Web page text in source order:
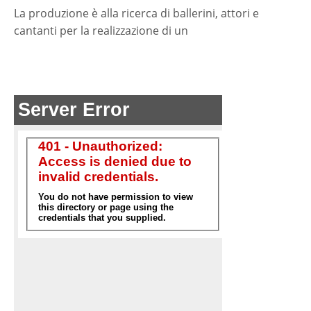
La produzione è alla ricerca di ballerini, attori e
cantanti per la realizzazione di un